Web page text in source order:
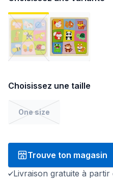
Choisissez une taille
One size
Trouve ton magasin
Livraison gratuite à partir